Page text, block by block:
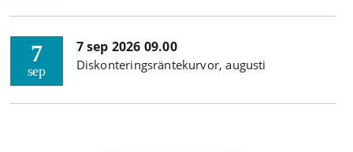
7
sep
7 sep 2026 09.00
Diskonteringsräntekurvor, augusti